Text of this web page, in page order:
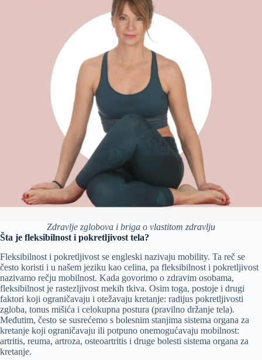
Zdravlje zglobova i briga o vlastitom zdravlju
Šta je fleksibilnost i pokretljivost tela?
Fleksibilnost i pokretljivost se engleski nazivaju mobility. Ta reč se
često koristi i u našem jeziku kao celina, pa fleksibilnost i pokretljivost
nazivamo rečju mobilnost. Kada govorimo o zdravim osobama,
fleksibilnost je rastezljivost mekih tkiva. Osim toga, postoje i drugi
faktori koji ograničavaju i otežavaju kretanje: radijus pokretljivosti
zgloba, tonus mišića i celokupna postura (pravilno držanje tela).
Međutim, često se susrećemo s bolesnim stanjima sistema organa za
kretanje koji ograničavaju ili potpuno onemogućavaju mobilnost:
artritis, reuma, artroza, osteoartritis i druge bolesti sistema organa za
kretanje.